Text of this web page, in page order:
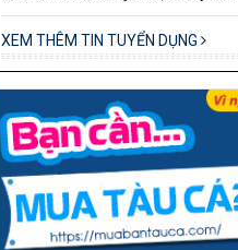
XEM THÊM TIN TUYỂN DỤNG